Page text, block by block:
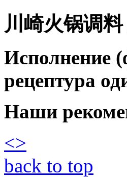
川崎火锅调
Исполнение
рецептура
Наши
<>
back to top